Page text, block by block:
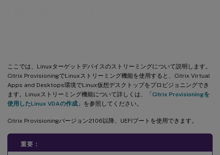
ここでは、Linuxターゲットデバイスのストリーミングについて説明します。
Citrix ProvisioningでLinuxストリーミング機能を使用すると、Citrix Virtual
Apps and Desktops環境でLinux仮想デスクトップをプロビジョニングでき
ます。Linuxストリーミング機能について詳しくは、「Citrix Provisioningを
使用したLinux VDAの作成 」を参照してください。
Citrix Provisioningバージョン2106以降、UEFIブートを使用できます。
重要：